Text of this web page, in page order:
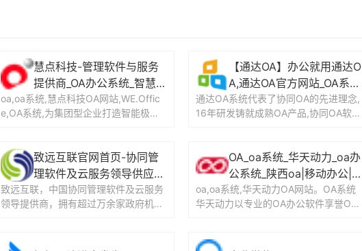
慧点科技-管理软件与服务
提供商_OA办公系统_智慧协
同办公_办公自动化_WE.Off
ice
oa,oa系统,慧点科技OA网站,WE.Offic
e,OA系统,为集团型企业打造智能极简
【通达OA】办公就用通达O
A,通达OA官方网站_OA系统
_协同办公
通达OA系统代表了协同OA的先进理念,
16年研发铸就成熟OA产品,协同OA软件
致远互联官网首页-协同管
理软件及云服务领导供应
商-协同，协同办公，协同O
A
致远互联，中国协同管理软件及云服务
领导提供商，拥有超过万余家政府机构
OA_oa系统_华天动力_oa办
公系统_陕西oa|移动办公|
华天动力OA
oa,oa系统,华天动力OA网站。OA系统
华天动力以专业的OA办公软件享誉OA